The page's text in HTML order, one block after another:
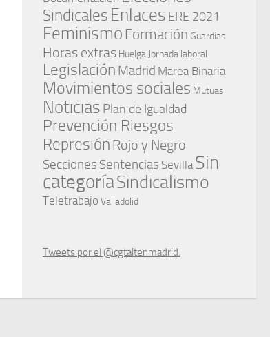
Sindicales Enlaces ERE 2021
Feminismo Formación Guardias
Horas extras Huelga Jornada laboral
Legislación Madrid Marea Binaria
Movimientos sociales Mutuas
Noticias Plan de Igualdad
Prevención Riesgos
Represión Rojo y Negro
Secciones Sentencias Sevilla Sin
categoríaSindicalismo
Teletrabajo Valladolid
Tweets por el @cgtaltenmadrid.